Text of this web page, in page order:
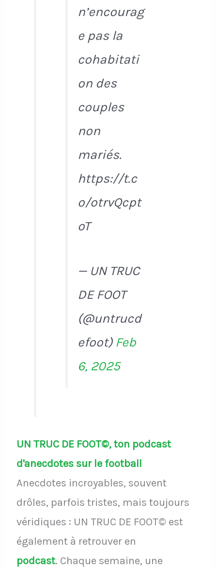
n’encourag
e pas la
cohabitati
on des
couples
non
mariés.
https://t.c
o/otrvQcpt
oT
— UN TRUC
DE FOOT
(@untrucd
efoot) Feb
6, 2025
UN TRUC DE FOOT©, ton podcast
d'anecdotes sur le football
Anecdotes incroyables, souvent
drôles, parfois tristes, mais toujours
véridiques : UN TRUC DE FOOT© est
également à retrouver en
podcast. Chaque semaine, une